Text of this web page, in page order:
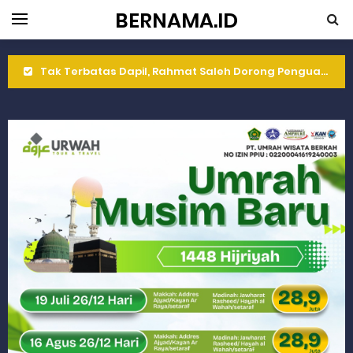
BERNAMA.ID
Rahmat Saleh Komitmen Penguatan Kapasitas Dai dan Akademisi
Gelar Musdalub, Ini Tujuan Partai Demokrat Sumbar
Wakili Gubernur Sumbar, Kabiro Kesra Hadiri dan Berikan Arahan pada MTQ Nasional ke-50 Tingkat Kec. Sungai Limau
RELIS KEJAKSAAN TINGGI SUMATERA BARAT
RELIS KEJAKSAAN TINGGI SUMATERA BARAT
RELIS KEJAKSAAN TINGGI SUMATERA BARAT
Peringati Hari Koperasi ke-79, Wagub Sumbar Dorong Koperasi Jadi Motor Penggerak Ekonomi Rakyat
Dilantik sebagai Ketua Umum Gema Keadilan, Rahmat Saleh Ajak Anak Muda Jadi Pemimpin Bangsa